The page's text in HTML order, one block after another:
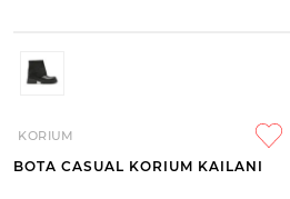
KORIUM
BOTA CASUAL KORIUM KAILANI